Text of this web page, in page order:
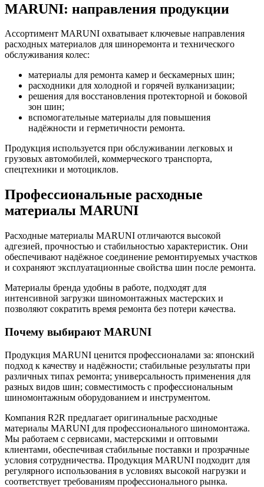
MARUNI: направления продукции
Ассортимент MARUNI охватывает ключевые направления
расходных материалов для шиноремонта и технического
обслуживания колес:
материалы для ремонта камер и бескамерных шин;
расходники для холодной и горячей вулканизации;
решения для восстановления протекторной и боковой
зон шин;
вспомогательные материалы для повышения
надёжности и герметичности ремонта.
Продукция используется при обслуживании легковых и
грузовых автомобилей, коммерческого транспорта,
спецтехники и мотоциклов.
Профессиональные расходные
материалы MARUNI
Расходные материалы MARUNI отличаются высокой
адгезией, прочностью и стабильностью характеристик. Они
обеспечивают надёжное соединение ремонтируемых участков
и сохраняют эксплуатационные свойства шин после ремонта.
Материалы бренда удобны в работе, подходят для
интенсивной загрузки шиномонтажных мастерских и
позволяют сократить время ремонта без потери качества.
Почему выбирают MARUNI
Продукция MARUNI ценится профессионалами за: японский
подход к качеству и надёжности; стабильные результаты при
различных типах ремонта; универсальность применения для
разных видов шин; совместимость с профессиональным
шиномонтажным оборудованием и инструментом.
Компания R2R предлагает оригинальные расходные
материалы MARUNI для профессионального шиномонтажа.
Мы работаем с сервисами, мастерскими и оптовыми
клиентами, обеспечивая стабильные поставки и прозрачные
условия сотрудничества. Продукция MARUNI подходит для
регулярного использования в условиях высокой нагрузки и
соответствует требованиям профессионального рынка.